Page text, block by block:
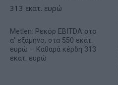
Metlen: Ρεκόρ EBITDA στο
α' εξάμηνο, στα 550 εκατ.
ευρώ – Καθαρά κέρδη 313
εκατ. ευρώ